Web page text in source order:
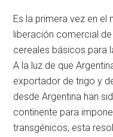
Es la primera vez en el
liberación comercial
cereales básicos para
A la luz de que
exportador de trigo y
desde Argentina han
continente para
transgénicos, esta